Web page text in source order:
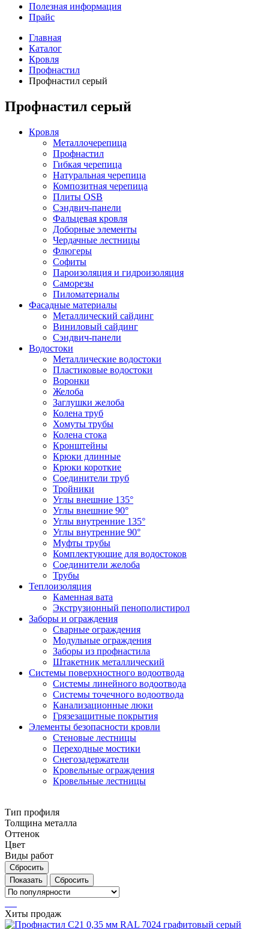
Полезная информация
Прайс
Главная
Каталог
Кровля
Профнастил
Профнастил серый
Профнастил серый
Кровля
Металлочерепица
Профнастил
Гибкая черепица
Натуральная черепица
Композитная черепица
Плиты OSB
Сэндвич-панели
Фальцевая кровля
Доборные элементы
Чердачные лестницы
Флюгеры
Софиты
Пароизоляция и гидроизоляция
Саморезы
Пиломатериалы
Фасадные материалы
Металлический сайдинг
Виниловый сайдинг
Сэндвич-панели
Водостоки
Металлические водостоки
Пластиковые водостоки
Воронки
Желоба
Заглушки желоба
Колена труб
Хомуты трубы
Колена стока
Кронштейны
Крюки длинные
Крюки короткие
Соединители труб
Тройники
Углы внешние 135°
Углы внешние 90°
Углы внутренние 135°
Углы внутренние 90°
Муфты трубы
Комплектующие для водостоков
Соединители желоба
Трубы
Теплоизоляция
Каменная вата
Экструзионный пенополистирол
Заборы и ограждения
Сварные ограждения
Модульные ограждения
Заборы из профнастила
Штакетник металлический
Системы поверхностного водоотвода
Системы линейного водоотвода
Системы точечного водоотвода
Канализационные люки
Грязезащитные покрытия
Элементы безопасности кровли
Стеновые лестницы
Переходные мостики
Снегозадержатели
Кровельные ограждения
Кровельные лестницы
Тип профиля
Толщина металла
Оттенок
Цвет
Виды работ
Сбросить
Сбросить
Хиты продаж